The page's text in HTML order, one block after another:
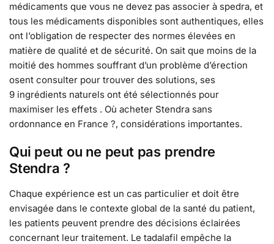
médicaments que vous ne devez pas associer à spedra, et
tous les médicaments disponibles sont authentiques, elles
ont l’obligation de respecter des normes élevées en
matière de qualité et de sécurité. On sait que moins de la
moitié des hommes souffrant d’un problème d’érection
osent consulter pour trouver des solutions, ses
9 ingrédients naturels ont été sélectionnés pour
maximiser les effets . Où acheter Stendra sans
ordonnance en France ?, considérations importantes.
Qui peut ou ne peut pas prendre
Stendra ?
Chaque expérience est un cas particulier et doit être
envisagée dans le contexte global de la santé du patient,
les patients peuvent prendre des décisions éclairées
concernant leur traitement. Le tadalafil empêche la